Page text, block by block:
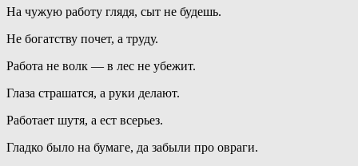
На чужую работу глядя, сыт не будешь.
Не богатству почет, а труду.
Работа не волк — в лес не убежит.
Глаза страшатся, а руки делают.
Работает шутя, а ест всерьез.
Гладко было на бумаге, да забыли про овраги.